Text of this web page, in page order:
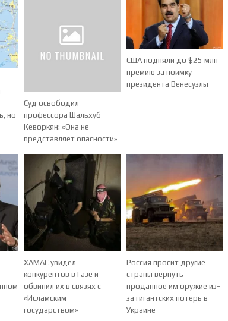
но
Суд освободил
профессора Шальхуб-
Кеворкян: «Она не
представляет опасности»
США подняли до $25 млн
премию за поимку
президента Венесуэлы
ХАМАС увидел
конкурентов в Газе и
обвинил их в связях с
«Исламским
государством»
Россия просит другие
страны вернуть
проданное им оружие из-
за гигантских потерь в
Украине